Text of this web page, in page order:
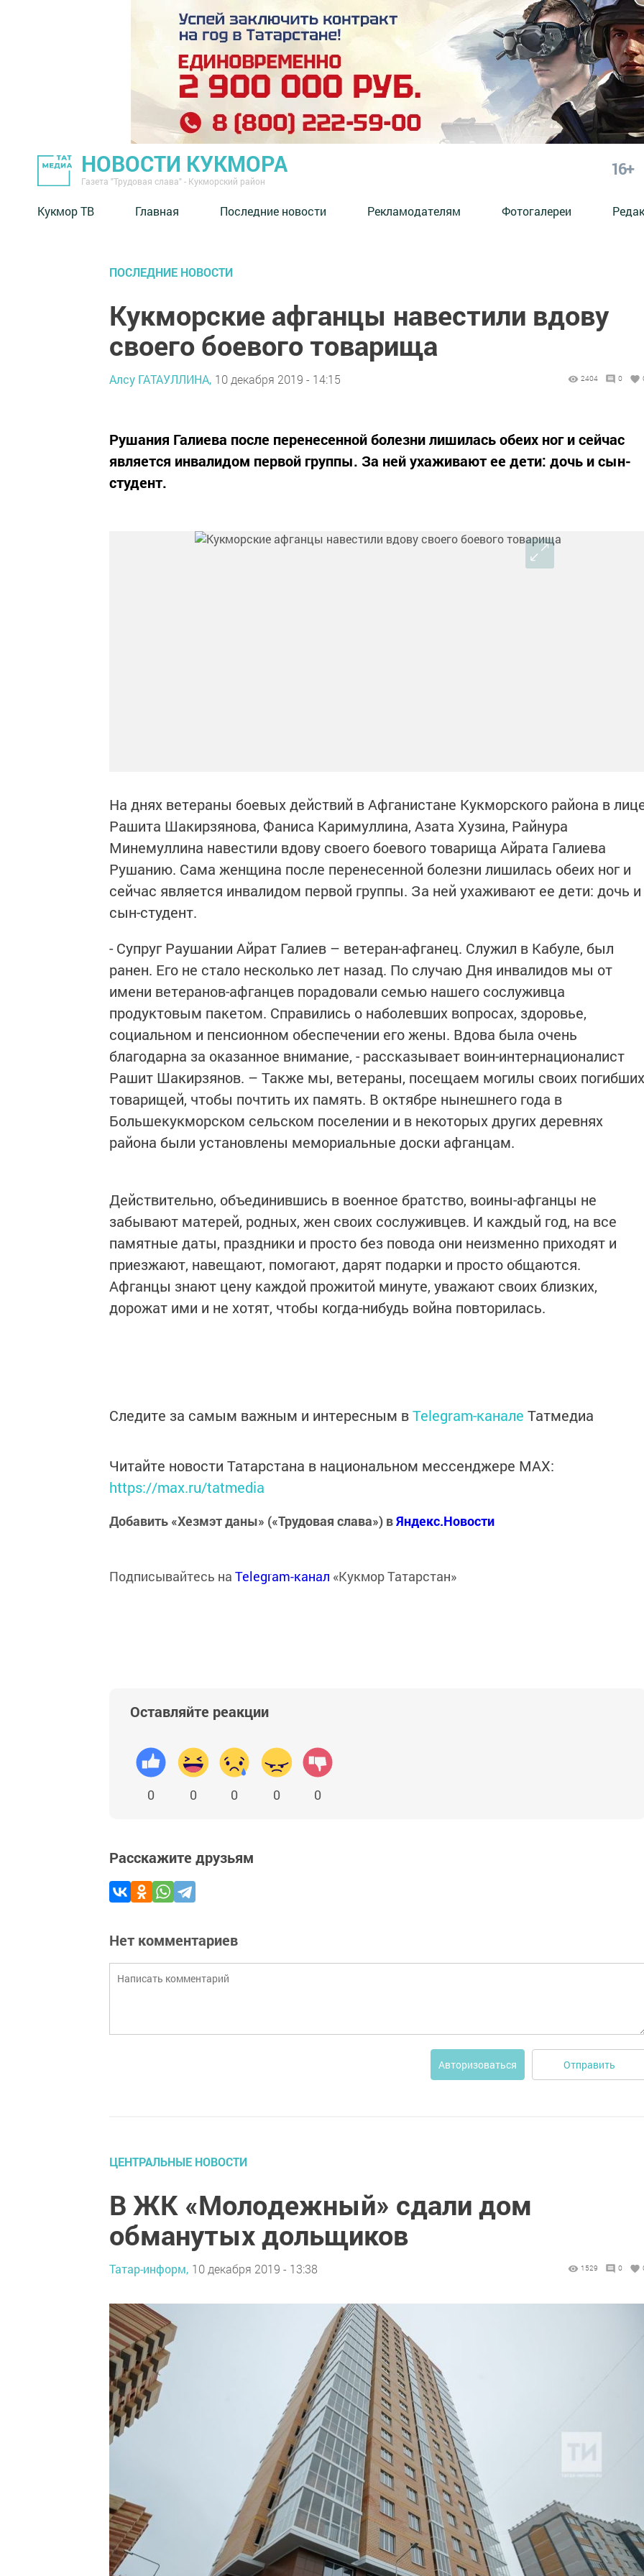
НОВОСТИ КУКМОРА
Газета "Трудовая слава" - Кукморский район
16+
Кукмор ТВ Главная Последние новости Рекламодателям Фотогалереи
ПОСЛЕДНИЕ НОВОСТИ
Кукморские афганцы навестили вдову
своего боевого товарища
Алсу ГАТАУЛЛИНА, 10 декабря 2019 - 14:15 2404 0
Рушания Галиева после перенесенной болезни лишилась обеих ног и сейчас
является инвалидом первой группы. За ней ухаживают ее дети: дочь и сын-
студент.
На днях ветераны боевых действий в Афганистане Кукморского района в
Рашита Шакирзянова, Фаниса Каримуллина, Азата Хузина, Райнура
Минемуллина навестили вдову своего боевого товарища Айрата Галиева
Рушанию. Сама женщина после перенесенной болезни лишилась обеих ног и
сейчас является инвалидом первой группы. За ней ухаживают ее дети: дочь и
сын-студент.
- Супруг Раушании Айрат Галиев – ветеран-афганец. Служил в Кабуле, был
ранен. Его не стало несколько лет назад. По случаю Дня инвалидов мы от
имени ветеранов-афганцев порадовали семью нашего сослуживца
продуктовым пакетом. Справились о наболевших вопросах, здоровье,
социальном и пенсионном обеспечении его жены. Вдова была очень
благодарна за оказанное внимание, - рассказывает воин-интернационалист
Рашит Шакирзянов. – Также мы, ветераны, посещаем могилы своих погибших
товарищей, чтобы почтить их память. В октябре нынешнего года в
Большекукморском сельском поселении и в некоторых других деревнях
района были установлены мемориальные доски афганцам.
Действительно, объединившись в военное братство, воины-афганцы не
забывают матерей, родных, жен своих сослуживцев. И каждый год, на все
памятные даты, праздники и просто без повода они неизменно приходят и
приезжают, навещают, помогают, дарят подарки и просто общаются.
Афганцы знают цену каждой прожитой минуте, уважают своих близких,
дорожат ими и не хотят, чтобы когда-нибудь война повторилась.
Следите за самым важным и интересным вTelegram-канале Татмедиа
Читайте новости Татарстана в национальном мессенджере MАХ:
https://max.ru/tatmedia
Добавить «Хезмэт даны» («Трудовая слава») вЯндекс.Новости
Подписывайтесь на Telegram-канал «Кукмор Татарстан»
Оставляйте реакции
0 0 0 0 0
Расскажите друзьям
Нет комментариев
Авторизоваться Отправить
ЦЕНТРАЛЬНЫЕ НОВОСТИ
В ЖК «Молодежный» сдали дом
обманутых дольщиков
Татар-информ, 10 декабря 2019 - 13:38 1529 0